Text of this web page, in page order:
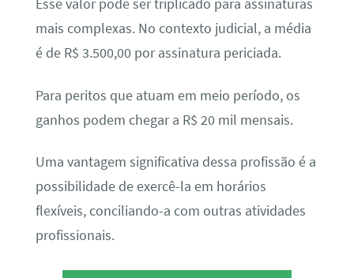
Esse valor pode ser triplicado para assinaturas
mais complexas. No contexto judicial, a média
é de R$ 3.500,00 por assinatura periciada.
Para peritos que atuam em meio período, os
ganhos podem chegar a R$ 20 mil mensais.
Uma vantagem significativa dessa profissão é a
possibilidade de exercê-la em horários
flexíveis, conciliando-a com outras atividades
profissionais.